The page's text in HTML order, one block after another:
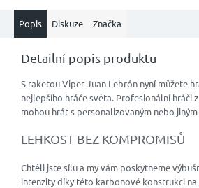
Popis Diskuze Značka
Detailní popis produktu
S raketou Viper Juan Lebrón nyní můžete
nejlepšího hráče světa. Profesionální hráči
mohou hrát s personalizovaným nebo
LEHKOST BEZ KOMPROMISŮ
Chtěli jste sílu a my vám poskytneme
intenzity díky této karbonové konstrukci na